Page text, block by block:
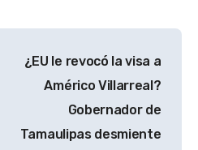
¿EU le revocó la visa a
Américo Villarreal?
Gobernador de
Tamaulipas desmiente